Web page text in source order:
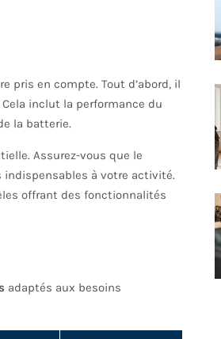
pris en compte. Tout d’abord, il
inclut la performance du
la batterie.
Assurez-vous que le
indispensables à votre activité.
offrant des fonctionnalités
adaptés aux besoins